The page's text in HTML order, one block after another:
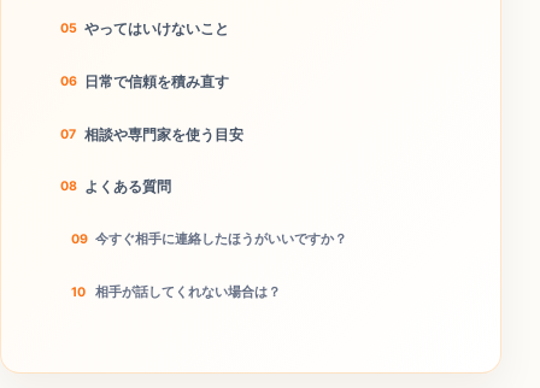
やってはいけないこと
日常で信頼を積み直す
相談や専門家を使う目安
よくある質問
今すぐ相手に連絡したほうがいいですか？
相手が話してくれない場合は？